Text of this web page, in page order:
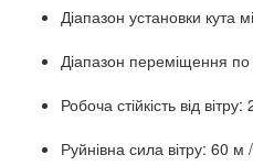
Діапазон установки кута
Діапазон переміщення
Робоча стійкість від
Руйнівна сила вітру: 60 м